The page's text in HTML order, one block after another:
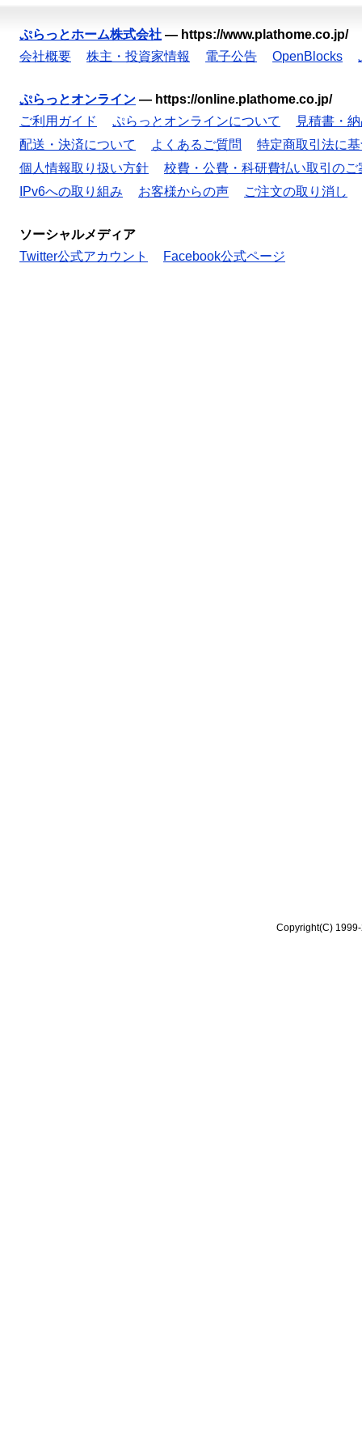
ぷらっとホーム株式会社 — https://www.plathome.co.jp/
会社概要
株主・投資家情報 電子公告 OpenBlocks
ぷらっとオンライン — https://online.plathome.co.jp/
ご利用ガイド
ぷらっとオンラインについて
見積書・
配送・決済について
よくあるご質問
特定商取引法に
個人情報取り扱い方針
校費・公費・科研費払い取引のご
IPv6への取り組み
お客様からの声 ご注文の取り消し
ソーシャルメディア
Twitter公式アカウント
Facebook公式ページ
Copyright(C)